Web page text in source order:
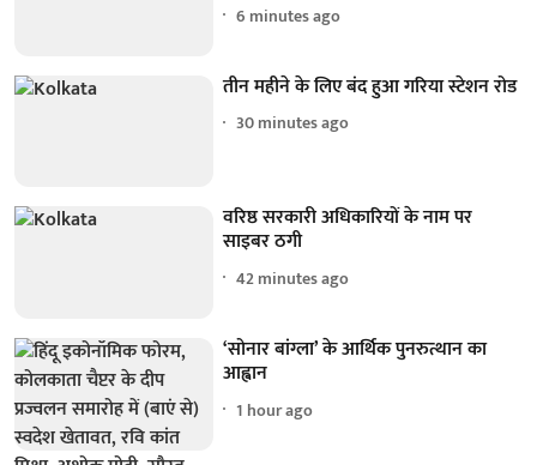
6 minutes ago
तीन महीने के लिए बंद हुआ गरिया स्टेशन रोड
30 minutes ago
वरिष्ठ सरकारी अधिकारियों के नाम पर
साइबर ठगी
42 minutes ago
‘सोनार बांग्ला’ के आर्थिक पुनरुत्थान का
आह्वान
1 hour ago